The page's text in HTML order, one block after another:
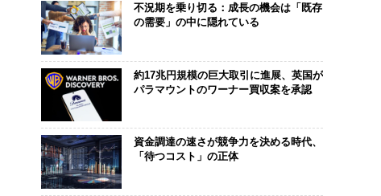
不況期を乗り切る：成長の機会は「既存
の需要」の中に隠れている
約17兆円規模の巨大取引に進展、英国が
パラマウントのワーナー買収案を承認
資金調達の速さが競争力を決める時代、
「待つコスト」の正体